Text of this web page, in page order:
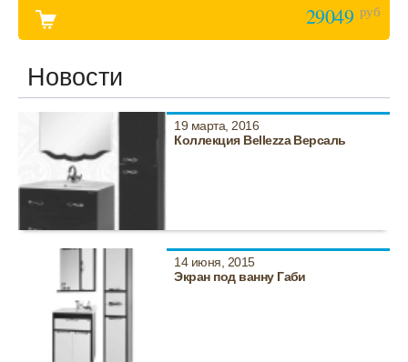
29049 руб
Новости
19 марта, 2016
Коллекция Bellezza Версаль
14 июня, 2015
Экран под ванну Габи